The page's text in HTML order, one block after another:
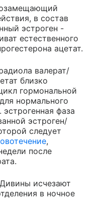
в состав
эстроген -
естественного
ацетат.
валерат/
близко
гормональной
нормального
эстрогенная фаза
эстроген/
следует
,
после
исчезают
в ночное